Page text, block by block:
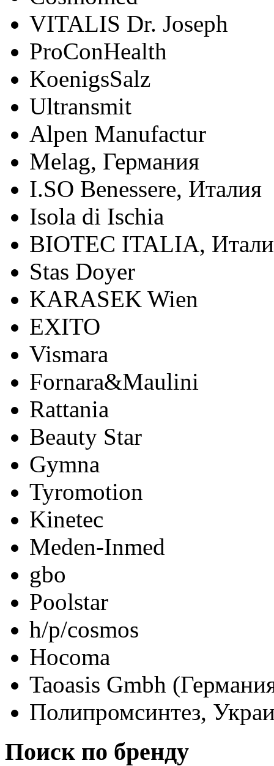
VITALIS Dr. Joseph
ProConHealth
KoenigsSalz
Ultransmit
Alpen Manufactur
Melag, Германия
I.SO Benessere, Италия
Isola di Ischia
BIOTEC ITALIA,
Stas Doyer
KARASEK Wien
EXITO
Vismara
Fornara&Maulini
Rattania
Beauty Star
Gymna
Tyromotion
Kinetec
Meden-Inmed
gbo
Poolstar
h/p/cosmos
Hocoma
Taoasis Gmbh
Полипромсинтез,
Поиск по бренду